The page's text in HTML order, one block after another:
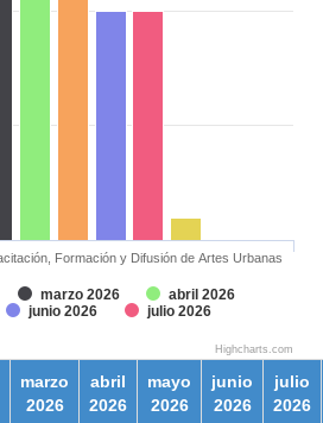
marzo 2026
abril 2026
junio 2026
julio 2026
Formación y Difusión de Artes Urbanas
Highcharts.com
marzo
2026
abril
2026
mayo
2026
junio
2026
julio
2026